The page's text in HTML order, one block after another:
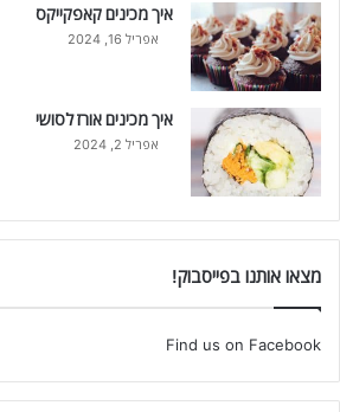
איך מכינים קאפקייקס
אפריל 16, 2024
איך מכינים אורז לסושי
אפריל 2, 2024
מצאו אותנו בפייסבוק!
Find us on Facebook